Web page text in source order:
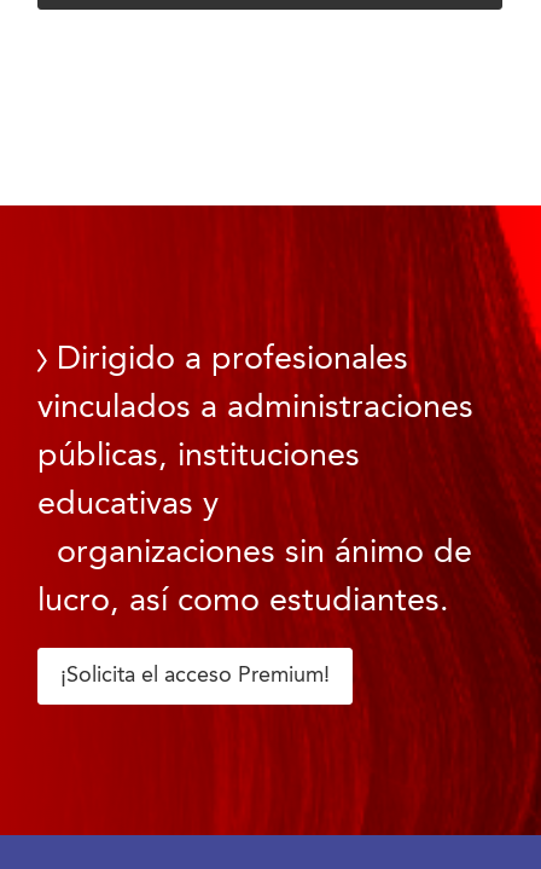
Dirigido a profesionales
vinculados a administraciones
públicas, instituciones
educativas y
organizaciones sin ánimo de
lucro, así como estudiantes.
¡Solicita el acceso Premium!